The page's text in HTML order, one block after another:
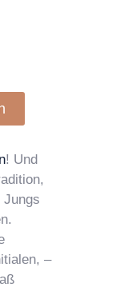
! Und
Jungs
–